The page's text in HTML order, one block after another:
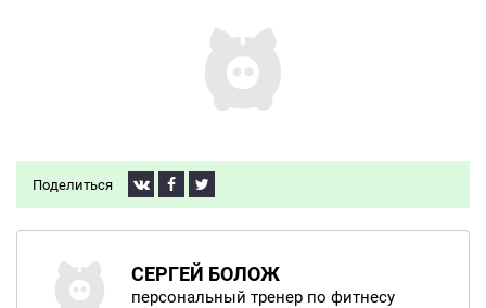
Поделиться
СЕРГЕЙ БОЛОЖ
персональный тренер по фитнесу